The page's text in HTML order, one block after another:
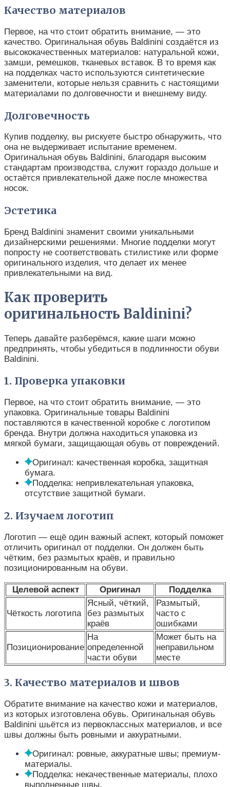
Качество материалов
Первое, на что стоит обратить внимание, — это
качество. Оригинальная обувь Baldinini создаётся из
высококачественных материалов: натуральной кожи,
замши, ремешков, тканевых вставок. В то время как
на подделках часто используются синтетические
заменители, которые нельзя сравнить с настоящими
материалами по долговечности и внешнему виду.
Долговечность
Купив подделку, вы рискуете быстро обнаружить, что
она не выдерживает испытание временем.
Оригинальная обувь Baldinini, благодаря высоким
стандартам производства, служит гораздо дольше и
остаётся привлекательной даже после множества
носок.
Эстетика
Бренд Baldinini знаменит своими уникальными
дизайнерскими решениями. Многие подделки могут
попросту не соответствовать стилистике или форме
оригинального изделия, что делает их менее
привлекательными на вид.
Как проверить
оригинальность Baldinini?
Теперь давайте разберёмся, какие шаги можно
предпринять, чтобы убедиться в подлинности обуви
Baldinini.
1. Проверка упаковки
Первое, на что стоит обратить внимание, — это
упаковка. Оригинальные товары Baldinini
поставляются в качественной коробке с логотипом
бренда. Внутри должна находиться упаковка из
мягкой бумаги, защищающая обувь от повреждений.
Оригинал: качественная коробка, защитная
бумага.
Подделка: непривлекательная упаковка,
отсутствие защитной бумаги.
2. Изучаем логотип
Логотип — ещё один важный аспект, который поможет
отличить оригинал от подделки. Он должен быть
чётким, без размытых краёв, и правильно
позиционированным на обуви.
Целевой аспект Оригинал Подделка
Чёткость логотипа
Ясный, чёткий,
без размытых
краёв
Размытый,
часто с
ошибками
Позиционирование
На
определенной
части обуви
Может быть на
неправильном
месте
3. Качество материалов и швов
Обратите внимание на качество кожи и материалов,
из которых изготовлена обувь. Оригинальная обувь
Baldinini шьётся из первоклассных материалов, и все
швы должны быть ровными и аккуратными.
Оригинал: ровные, аккуратные швы; премиум-
материалы.
Подделка: некачественные материалы, плохо
выполненные швы.